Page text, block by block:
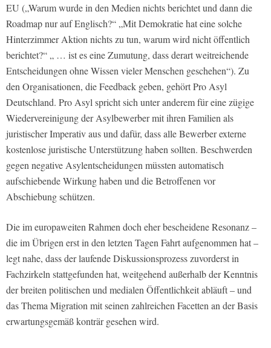
EU („Warum wurde in den Medien nichts berichtet und dann die
Roadmap nur auf Englisch?“ „Mit Demokratie hat eine solche
Hinterzimmer Aktion nichts zu tun, warum wird nicht öffentlich
berichtet?“ „ … ist es eine Zumutung, dass derart weitreichende
Entscheidungen ohne Wissen vieler Menschen geschehen“). Zu
den Organisationen, die Feedback geben, gehört Pro Asyl
Deutschland. Pro Asyl spricht sich unter anderem für eine zügige
Wiedervereinigung der Asylbewerber mit ihren Familien als
juristischer Imperativ aus und dafür, dass alle Bewerber externe
kostenlose juristische Unterstützung haben sollten. Beschwerden
gegen negative Asylentscheidungen müssten automatisch
aufschiebende Wirkung haben und die Betroffenen vor
Abschiebung schützen.
Die im europaweiten Rahmen doch eher bescheidene Resonanz –
die im Übrigen erst in den letzten Tagen Fahrt aufgenommen hat –
legt nahe, dass der laufende Diskussionsprozess zuvorderst in
Fachzirkeln stattgefunden hat, weitgehend außerhalb der Kenntnis
der breiten politischen und medialen Öffentlichkeit abläuft – und
das Thema Migration mit seinen zahlreichen Facetten an der Basis
erwartungsgemäß konträr gesehen wird.